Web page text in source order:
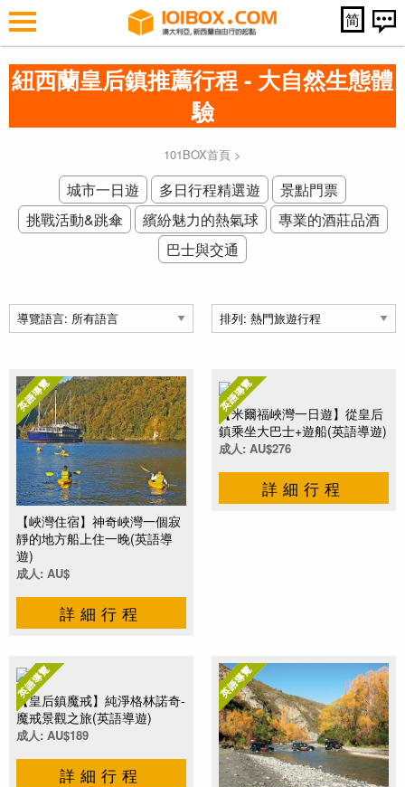
简
紐西蘭皇后鎮推薦行程 - 大自然生態體
驗
101BOX首頁 >
城市一日遊 多日行程精選遊
景點門票
挑戰活動&跳傘
繽紛魅力的熱氣球
專業的酒莊品酒
巴士與交通
【峽灣住宿】神奇峽灣一個寂
靜的地方船上住一晚(英語導
遊)
成人: AU$
詳細行程
【米爾福峽灣一日遊】從皇后
鎮乘坐大巴士+遊船(英語導遊)
成人: AU$276
詳細行程
【皇后鎮魔戒】純淨格林諾奇-
魔戒景觀之旅(英語導遊)
成人: AU$189
詳細行程